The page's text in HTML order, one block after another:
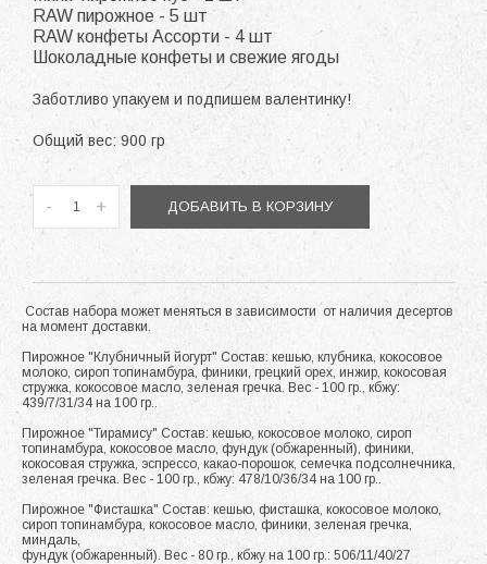
RAW пирожное - 5 шт
RAW конфеты Ассорти - 4 шт
Шоколадные конфеты и свежие ягоды
Заботливо упакуем и подпишем валентинку!
Общий вес: 900 гр
- + ДОБАВИТЬ В КОРЗИНУ
Состав набора может меняться в зависимости от наличия десертов
на момент доставки.
Пирожное "Клубничный йогурт" Состав: кешью, клубника, кокосовое
молоко, сироп топинамбура, финики, грецкий орех, инжир, кокосовая
стружка, кокосовое масло, зеленая гречка. Вес - 100 гр., кбжу:
439/7/31/34 на 100 гр..
Пирожное "Тирамису" Состав: кешью, кокосовое молоко, сироп
топинамбура, кокосовое масло, фундук (обжаренный), финики,
кокосовая стружка, эспрессо, какао-порошок, семечка подсолнечника,
зеленая гречка. Вес - 100 гр., кбжу: 478/10/36/34 на 100 гр..
Пирожное "Фисташка" Состав: кешью, фисташка, кокосовое молоко,
сироп топинамбура, кокосовое масло, финики, зеленая гречка,
миндаль,
фундук (обжаренный). Вес - 80 гр., кбжу на 100 гр.: 506/11/40/27